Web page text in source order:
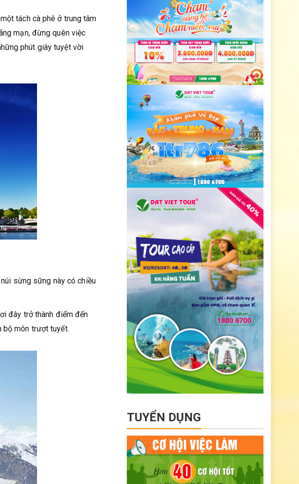
tách cà phê ở trung tâm
mạn, đừng quên việc
phút giây tuyệt vời
sừng sững này có chiều
đây trở thành điểm đến
bộ môn trượt tuyết.
TUYỂN DỤNG